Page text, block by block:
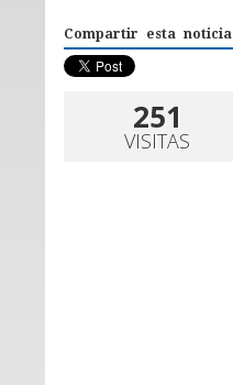
Compartir esta noticia
251
VISITAS